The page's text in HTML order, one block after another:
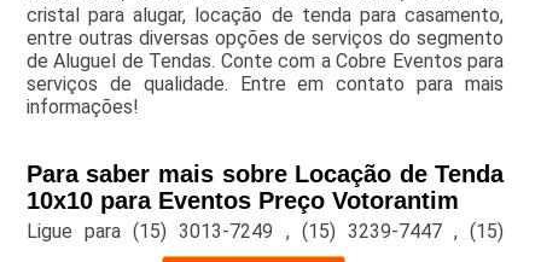
cristal para alugar, locação de tenda para casamento,
entre outras diversas opções de serviços do segmento
de Aluguel de Tendas. Conte com a Cobre Eventos para
serviços de qualidade. Entre em contato para mais
informações!
Para saber mais sobre Locação de Tenda
10x10 para Eventos Preço Votorantim
Ligue para(15) 3013-7249 , (15) 3239-7447 ,(15)